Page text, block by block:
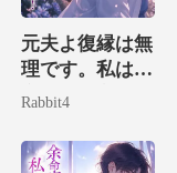
元夫よ復縁は無
理です。私は国
家一の大富豪令
Rabbit4